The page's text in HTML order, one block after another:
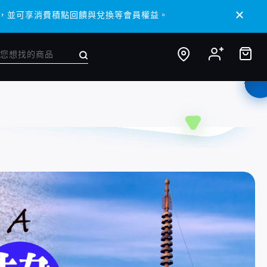
可享消費積點回饋與兌換等會員權益。
可享消費積點回饋與兌換等會員權益。